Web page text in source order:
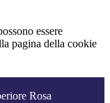
essere
pagina della cookie
Rosa